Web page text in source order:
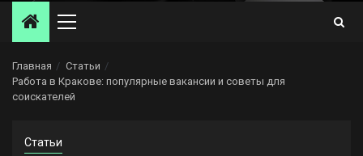
Основное
Главная
Статьи
Работа в Кракове: популярные вакансии и советы для
соискателей
Статьи